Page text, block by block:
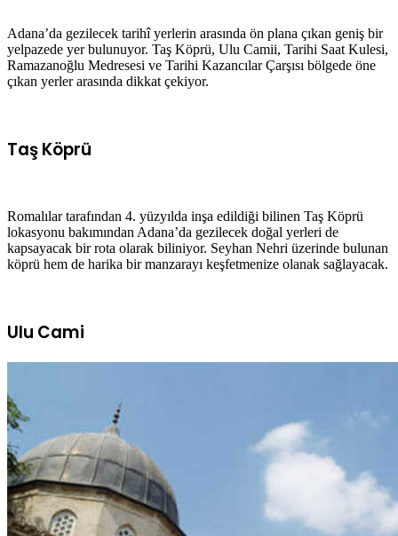
Adana’da gezilecek tarihî yerlerin arasında ön plana çıkan geniş bir
yelpazede yer bulunuyor. Taş Köprü, Ulu Camii, Tarihi Saat Kulesi,
Ramazanoğlu Medresesi ve Tarihi Kazancılar Çarşısı bölgede öne
çıkan yerler arasında dikkat çekiyor.
Taş Köprü
Romalılar tarafından 4. yüzyılda inşa edildiği bilinen Taş Köprü
lokasyonu bakımından Adana’da gezilecek doğal yerleri de
kapsayacak bir rota olarak biliniyor. Seyhan Nehri üzerinde bulunan
köprü hem de harika bir manzarayı keşfetmenize olanak sağlayacak.
Ulu Cami